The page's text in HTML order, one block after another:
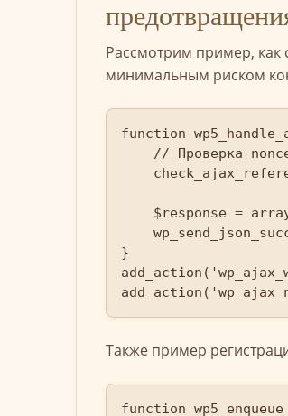
Рассмотрим пример, как
минимальным риском
function
}
Также пример
function